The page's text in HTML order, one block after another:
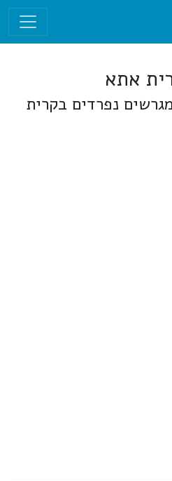
נפרדים בקרית